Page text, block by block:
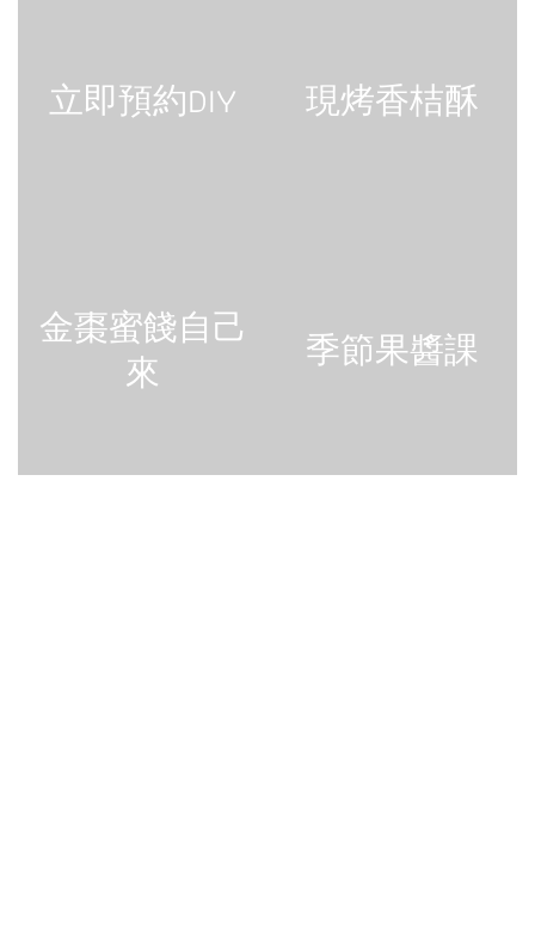
立即預約DIY 現烤香桔酥
金棗蜜餞自己
來
季節果醬課